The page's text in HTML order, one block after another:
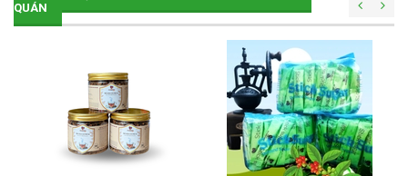
QUÁN